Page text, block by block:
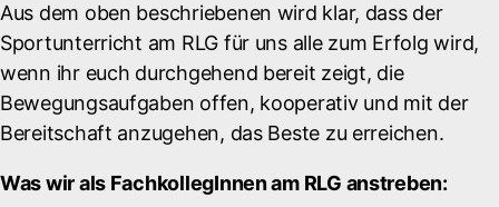
Aus dem oben beschriebenen wird klar, dass der
Sportunterricht am RLG für uns alle zum Erfolg wird,
wenn ihr euch durchgehend bereit zeigt, die
Bewegungsaufgaben offen, kooperativ und mit der
Bereitschaft anzugehen, das Beste zu erreichen.
Was wir als FachkollegInnen am RLG anstreben: